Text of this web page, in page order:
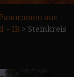
aus
– IR> Steinkreis